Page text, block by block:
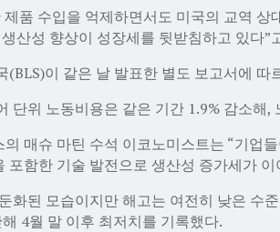
제품 수입을 억제하면서도 미국의 교역
산성 향상이 성장세를 뒷받침하고 있다”
(BLS)이 같은 날 발표한 별도 보고서에
단위 노동비용은 같은 기간 1.9% 감소
매슈 마틴 수석 이코노미스트는 “기업
포함한 기술 발전으로 생산성 증가세가
화된 모습이지만 해고는 여전히 낮은 수
4월 말 이후 최저치를 기록했다.